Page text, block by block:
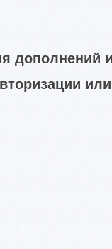
дополнений